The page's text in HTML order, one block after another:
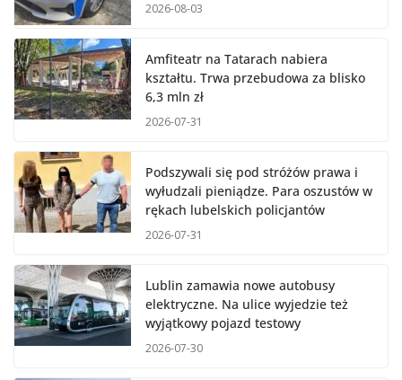
2026-08-03
Amfiteatr na Tatarach nabiera
kształtu. Trwa przebudowa za blisko
6,3 mln zł
2026-07-31
Podszywali się pod stróżów prawa i
wyłudzali pieniądze. Para oszustów w
rękach lubelskich policjantów
2026-07-31
Lublin zamawia nowe autobusy
elektryczne. Na ulice wyjedzie też
wyjątkowy pojazd testowy
2026-07-30